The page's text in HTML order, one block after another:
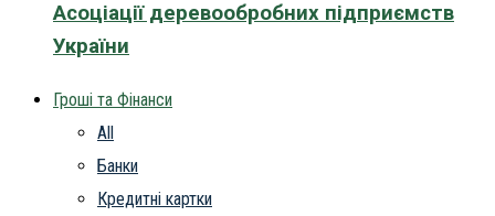
Асоціації деревообробних підприємств
України
Гроші та Фінанси
All
Банки
Кредитні картки